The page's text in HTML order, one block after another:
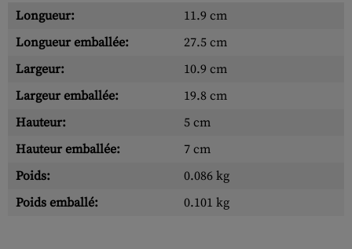
Longueur:
11.9 cm
Longueur emballée:
27.5 cm
Largeur:
10.9 cm
Largeur emballée:
19.8 cm
Hauteur:
5 cm
Hauteur emballée:
7 cm
Poids:
0.086 kg
Poids emballé:
0.101 kg